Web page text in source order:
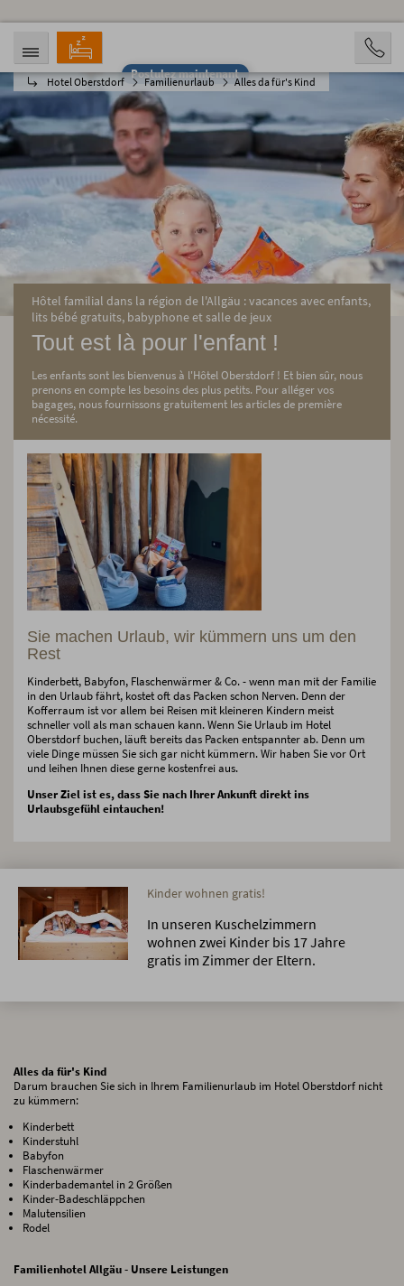
Postulez maintenant
Hotel Oberstdorf Familienurlaub Alles da für's Kind
ARRIVÉE
06.08.2026
DÉPART
11.08.2026
PERSONNES
2 Personen
RÉSERVATION
Hôtel familial dans la région de l'Allgäu : vacances avec enfants,
lits bébé gratuits, babyphone et salle de jeux
Tout est là pour l'enfant !
Les enfants sont les bienvenus à l'Hôtel Oberstdorf ! Et bien sûr, nous
prenons en compte les besoins des plus petits. Pour alléger vos
bagages, nous fournissons gratuitement les articles de première
nécessité.
Sie machen Urlaub, wir kümmern uns um den
Rest
Kinderbett, Babyfon, Flaschenwärmer & Co. - wenn man mit der Familie
in den Urlaub fährt, kostet oft das Packen schon Nerven. Denn der
Kofferraum ist vor allem bei Reisen mit kleineren Kindern meist
schneller voll als man schauen kann. Wenn Sie Urlaub im Hotel
Oberstdorf buchen, läuft bereits das Packen entspannter ab. Denn um
viele Dinge müssen Sie sich gar nicht kümmern. Wir haben Sie vor Ort
und leihen Ihnen diese gerne kostenfrei aus.
Unser Ziel ist es, dass Sie nach Ihrer Ankunft direkt ins
Urlaubsgefühl eintauchen!
Kinder wohnen gratis!
In unseren Kuschelzimmern
wohnen zwei Kinder bis 17 Jahre
gratis im Zimmer der Eltern.
Alles da für's Kind
Darum brauchen Sie sich in Ihrem Familienurlaub im Hotel Oberstdorf nicht
zu kümmern:
Kinderbett
Kinderstuhl
Babyfon
Flaschenwärmer
Kinderbademantel in 2 Größen
Kinder-Badeschläppchen
Malutensilien
Rodel
Familienhotel Allgäu - Unsere Leistungen